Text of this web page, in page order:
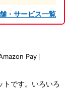
・サービス一覧
Pay
トです。いろいろ